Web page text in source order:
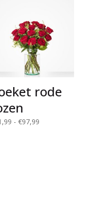
rode
- €97,99